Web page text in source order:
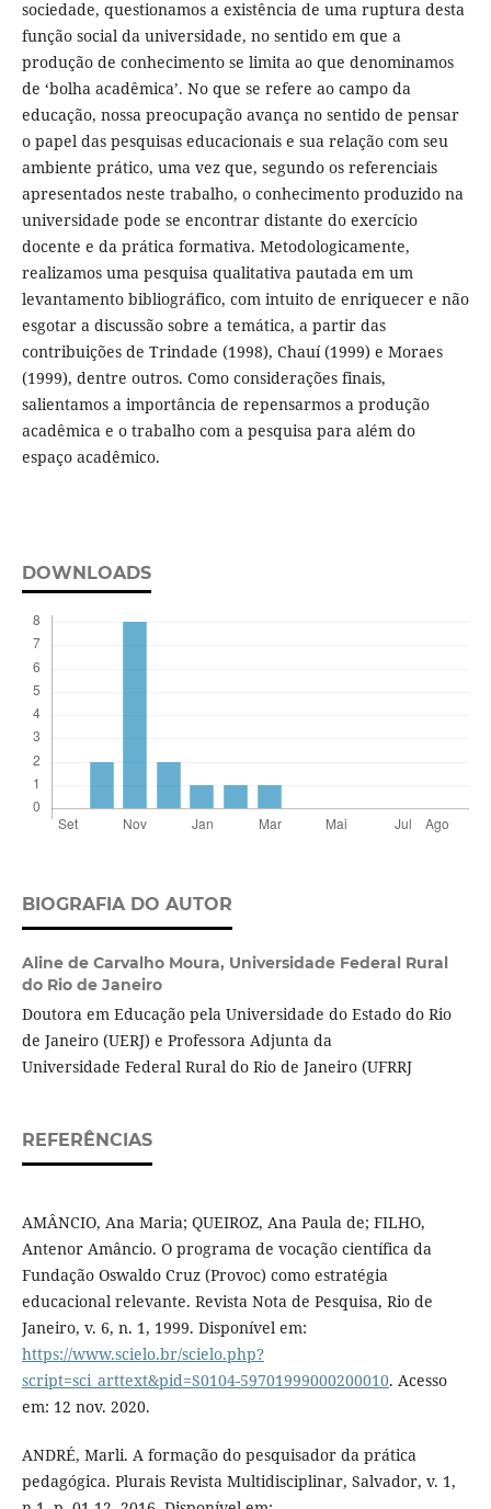
sociedade, questionamos a existência de uma ruptura desta
função social da universidade, no sentido em que a
produção de conhecimento se limita ao que denominamos
de ‘bolha acadêmica’. No que se refere ao campo da
educação, nossa preocupação avança no sentido de pensar
o papel das pesquisas educacionais e sua relação com seu
ambiente prático, uma vez que, segundo os referenciais
apresentados neste trabalho, o conhecimento produzido na
universidade pode se encontrar distante do exercício
docente e da prática formativa. Metodologicamente,
realizamos uma pesquisa qualitativa pautada em um
levantamento bibliográfico, com intuito de enriquecer e não
esgotar a discussão sobre a temática, a partir das
contribuições de Trindade (1998), Chauí (1999) e Moraes
(1999), dentre outros. Como considerações finais,
salientamos a importância de repensarmos a produção
acadêmica e o trabalho com a pesquisa para além do
espaço acadêmico.
DOWNLOADS
BIOGRAFIA DO AUTOR
Aline de Carvalho Moura, Universidade Federal Rural
do Rio de Janeiro
Doutora em Educação pela Universidade do Estado do Rio
de Janeiro (UERJ) e Professora Adjunta da
Universidade Federal Rural do Rio de Janeiro (UFRRJ
REFERÊNCIAS
AMÂNCIO, Ana Maria; QUEIROZ, Ana Paula de; FILHO,
Antenor Amâncio. O programa de vocação científica da
Fundação Oswaldo Cruz (Provoc) como estratégia
educacional relevante. Revista Nota de Pesquisa, Rio de
Janeiro, v. 6, n. 1, 1999. Disponível em:
https://www.scielo.br/scielo.php?
script=sci_arttext&pid=S0104-59701999000200010. Acesso
em: 12 nov. 2020.
ANDRÉ, Marli. A formação do pesquisador da prática
pedagógica. Plurais Revista Multidisciplinar, Salvador, v. 1,